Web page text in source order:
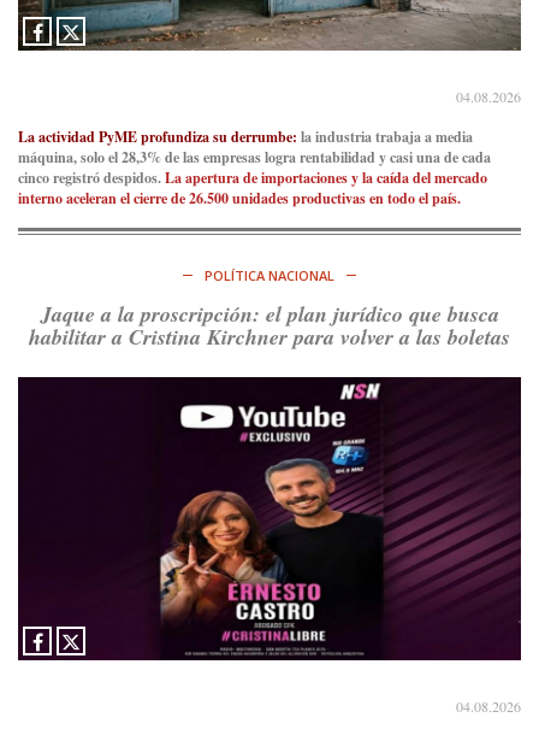
Irán al petróleohttps://t.co/IInL9uYZvh
https://t.co/ytaelKSfHm
@consensopatagon
https://t.co/ihSIYIKptJ
Consenso Patagónico
@consensopatagon
RT@PJCampana2022: Asumimos una nueva etapa en el
compañero@caortega64vuelva a…
04.08.2026
La actividad PyME profundiza su derrumbe: la industria trabaja a media
máquina, solo el 28,3% de las empresas logra rentabilidad y casi una de cada
cinco registró despidos.La apertura de importaciones y la caída del mercado
interno aceleran el cierre de 26.500 unidades productivas en todo el país.
POLÍTICA NACIONAL
Jaque a la proscripción: el plan jurídico que busca
habilitar a Cristina Kirchner para volver a las boletas
04.08.2026